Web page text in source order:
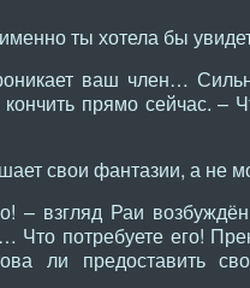
ты хотела бы
ваш член…
прямо сейчас. –
свои фантазии, а не
взгляд Раи
Что потребуете его!
ли предоставить